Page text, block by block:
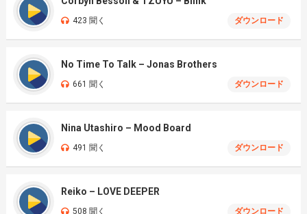
423 聞く ダウンロード
No Time To Talk – Jonas Brothers
661 聞く ダウンロード
Nina Utashiro – Mood Board
491 聞く ダウンロード
Reiko – LOVE DEEPER
508 聞く ダウンロード